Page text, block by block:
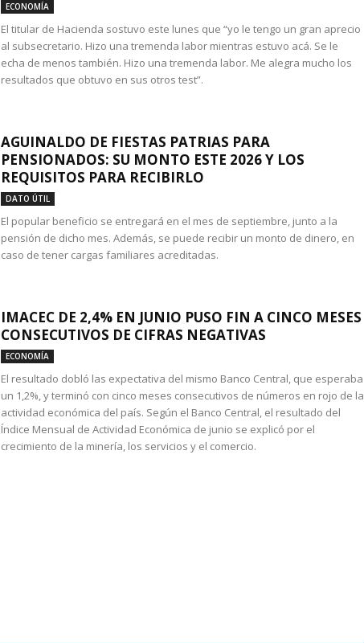
ECONOMÍA
El titular de Hacienda sostuvo este lunes que “yo le tengo un gran aprecio
al subsecretario. Hizo una tremenda labor mientras estuvo acá. Se le
echa de menos también. Hizo una tremenda labor. Me alegra mucho los
resultados que obtuvo en sus otros test”.
AGUINALDO DE FIESTAS PATRIAS PARA
PENSIONADOS: SU MONTO ESTE 2026 Y LOS
REQUISITOS PARA RECIBIRLO
DATO ÚTIL
El popular beneficio se entregará en el mes de septiembre, junto a la
pensión de dicho mes. Además, se puede recibir un monto de dinero, en
caso de tener cargas familiares acreditadas.
IMACEC DE 2,4% EN JUNIO PUSO FIN A CINCO MESES
CONSECUTIVOS DE CIFRAS NEGATIVAS
ECONOMÍA
El resultado dobló las expectativa del mismo Banco Central, que esperaba
un 1,2%, y terminó con cinco meses consecutivos de números en rojo de la
actividad económica del país. Según el Banco Central, el resultado del
Índice Mensual de Actividad Económica de junio se explicó por el
crecimiento de la minería, los servicios y el comercio.